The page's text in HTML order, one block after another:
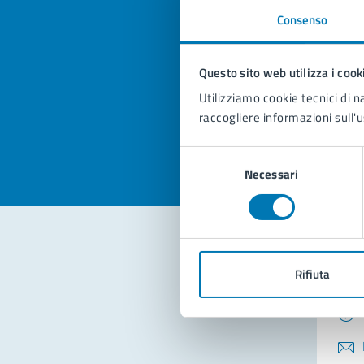
Consenso
Questo sito web utilizza i
Utilizziamo cookie tecnici di
raccogliere informazioni
Necessari
Rifiuta
Valuta